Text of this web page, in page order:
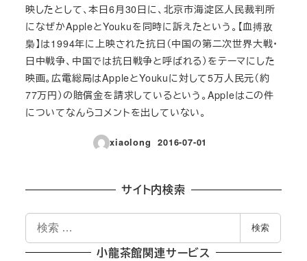
映したとして、本日6月30日に、北京市海淀区人民裁判所
になぜかAppleとYoukuを同時に訴えたという。【血搏敌
梟】は1994年に上映された抗日（中国の第二次世界大戦・
日中戦争、中国では抗日戦争と呼ばれる）をテーマにした
映画。広電総局はAppleとYoukuに対して5万人民元（約
77万円）の賠償金を請求しているという。Appleはこの件
についてなんらコメントを出していない。
xiaolong
投稿日
2016-07-01
サイト内検索
検
索
検索
小龍茶館関連サービス